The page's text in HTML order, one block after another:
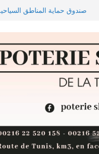
réaffirme la fermeté de l’État
: pour rééquilibrer les flux